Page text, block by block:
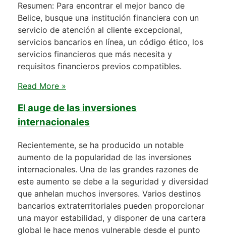
Resumen: Para encontrar el mejor banco de
Belice, busque una institución financiera con un
servicio de atención al cliente excepcional,
servicios bancarios en línea, un código ético, los
servicios financieros que más necesita y
requisitos financieros previos compatibles.
Read More »
El auge de las inversiones
internacionales
Recientemente, se ha producido un notable
aumento de la popularidad de las inversiones
internacionales. Una de las grandes razones de
este aumento se debe a la seguridad y diversidad
que anhelan muchos inversores. Varios destinos
bancarios extraterritoriales pueden proporcionar
una mayor estabilidad, y disponer de una cartera
global le hace menos vulnerable desde el punto